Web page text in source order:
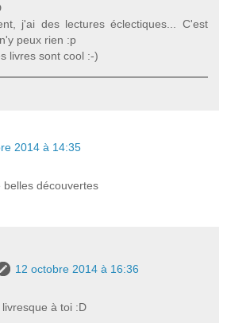
j'ai des lectures éclectiques... C'est
peux rien :p
livres sont cool :-)
2014 à 14:35
belles découvertes
12 octobre 2014 à 16:36
à toi :D